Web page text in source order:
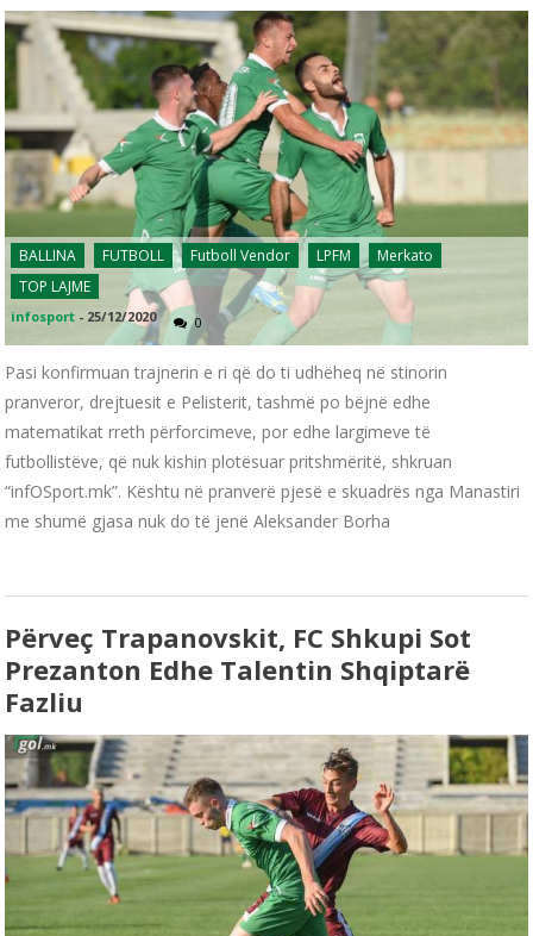
BALLINA FUTBOLL Futboll Vendor LPFM
Merkato
TOP LAJME
infosport - 25/12/2020 0
Pasi konfirmuan trajnerin e ri që do ti udhëheq në stinorin
pranveror, drejtuesit e Pelisterit, tashmë po bëjnë edhe
matematikat rreth përforcimeve, por edhe largimeve të
futbollistëve, që nuk kishin plotësuar pritshmëritë, shkruan
“infOSport.mk”. Kështu në pranverë pjesë e skuadrës nga Manastiri
me shumë gjasa nuk do të jenë Aleksander Borha
Përveç Trapanovskit, FC Shkupi Sot
Prezanton Edhe Talentin Shqiptarë
Fazliu